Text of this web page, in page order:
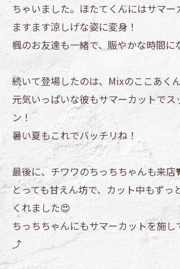
ちゃいました。ほたてくんにはサマー
ますます涼しげな姿に変身！
楓のお友達も一緒で、賑やかな時間に
続いて登場したのは、Mixのここあく
元気いっぱいな彼もサマーカットでス
ン！
暑い夏もこれでバッチリね！
最後に、チワワのちっちちゃんも来店
とっても甘えん坊で、カット中もずっ
くれました😍
ちっちちゃんにもサマーカットを施し
⤴️